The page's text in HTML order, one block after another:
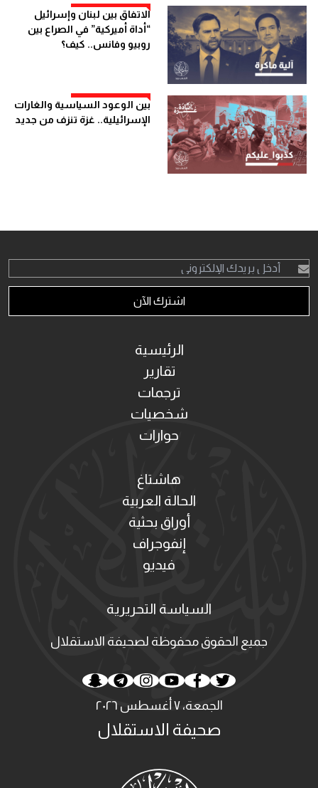
الاتفاق بين لبنان وإسرائيل
“أداة أميركية” في الصراع بين
روبيو وفانس.. كيف؟
بين الوعود السياسية والغارات
الإسرائيلية.. غزة تنزف من جديد
اشترك الآن
الرئيسية
تقارير
ترجمات
شخصيات
حوارات
هاشتاغ
الحالة العربية
أوراق بحثية
إنفوجراف
فيديو
السياسة التحريرية
جميع الحقوق محفوظة لصحيفة الاستقلال
الجمعة، ٧ أغسطس ٢٠٢٦
صحيفة الاستقلال